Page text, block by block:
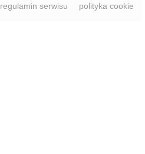
regulamin serwisu
polityka cookie